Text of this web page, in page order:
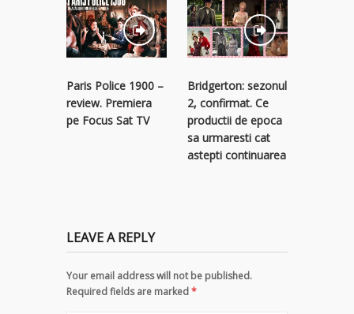
Paris Police 1900 –
review. Premiera
pe Focus Sat TV
Bridgerton: sezonul
2, confirmat. Ce
productii de epoca
sa urmaresti cat
astepti continuarea
LEAVE A REPLY
Your email address will not be published.
Required fields are marked*